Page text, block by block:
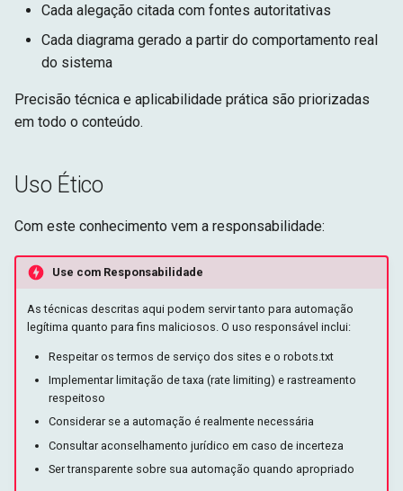
Cada alegação citada com fontes autoritativas
Cada diagrama gerado a partir do comportamento real
do sistema
Precisão técnica e aplicabilidade prática são priorizadas
em todo o conteúdo.
Uso Ético
Com este conhecimento vem a responsabilidade:
Use com Responsabilidade
As técnicas descritas aqui podem servir tanto para automação
legítima quanto para fins maliciosos. O uso responsável inclui:
Respeitar os termos de serviço dos sites e o robots.txt
Implementar limitação de taxa (rate limiting) e rastreamento
respeitoso
Considerar se a automação é realmente necessária
Consultar aconselhamento jurídico em caso de incerteza
Ser transparente sobre sua automação quando apropriado